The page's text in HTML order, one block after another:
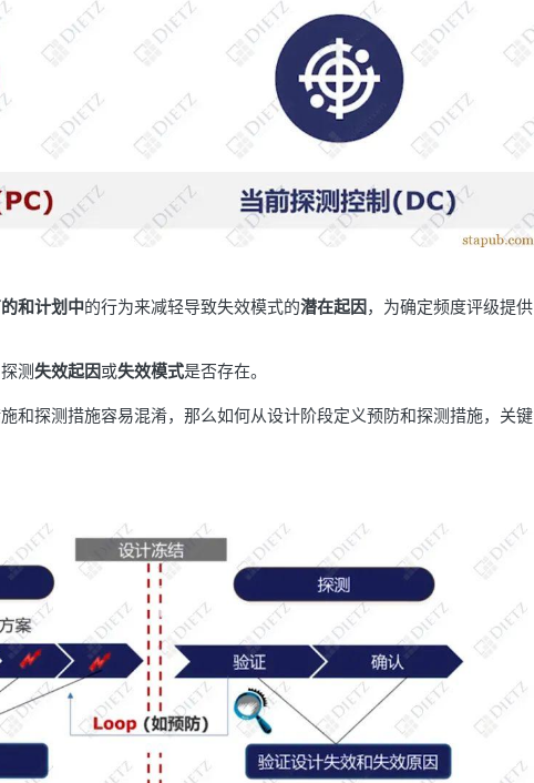
和计划中的行为来减轻导致失效模式的潜在起因，为确定频度评级提供
测失效起因或失效模式是否存在。
和探测措施容易混淆，那么如何从设计阶段定义预防和探测措施，关键